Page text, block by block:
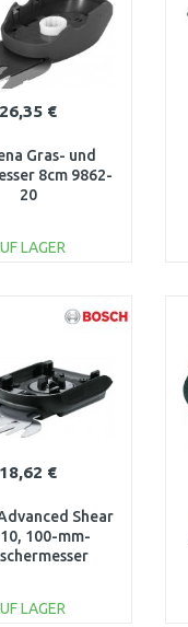
26,35 €
Gras- und
8cm 9862-
20
LAGER
18,62 €
Shear
100-mm-
LAGER